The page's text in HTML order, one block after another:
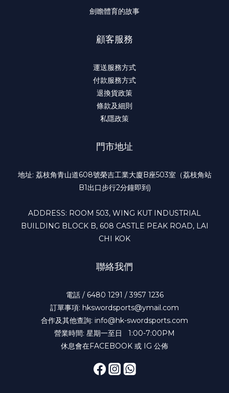
劍瞻體育的故事
顧客服務
運送服務方式
付款服務方式
退換貨政策
條款及細則
私隱政策
門市地址
地址: 荔枝角青山道608號榮吉工業大廈B座503室（荔枝角站
B1出口步行2分鐘即到)
ADDRESS: ROOM 503, WING KUT INDUSTRIAL
BUILDING BLOCK B, 608 CASTLE PEAK ROAD, LAI
CHI KOK
聯絡我們
電話 / 6480 1291 / 3957 1236
訂單事項: hkswordsports@ymail.com
合作及其他查詢: info@hk-swordsports.com
營業時間: 星期一至日 1:00-7:00PM
休息會在FACEBOOK 或 IG 公佈